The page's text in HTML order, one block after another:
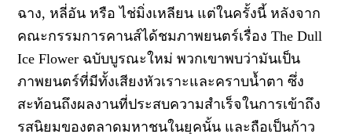
ฉาง, หลี่อัน หรือ ไช่มิ่งเหลียน แต่ในครั้งนี้ หลังจาก
คณะกรรมการคานส์ได้ชมภาพยนตร์เรื่องThe Dull
Ice Flower ฉบับบูรณะใหม่ พวกเขาพบว่ามันเป็น
ภาพยนตร์ที่มีทั้งเสียงหัวเราะและคราบน้ำตา ซึ่ง
สะท้อนถึงผลงานที่ประสบความสำเร็จในการเข้าถึง
รสนิยมของตลาดมหาชนในยุคนั้น และถือเป็นก้าว